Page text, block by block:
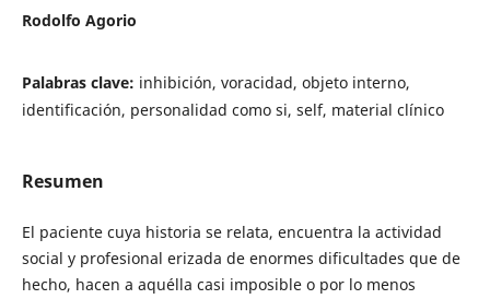
Rodolfo Agorio
Palabras clave: inhibición, voracidad, objeto interno,
identificación, personalidad como si, self, material clínico
Resumen
El paciente cuya historia se relata, encuentra la actividad
social y profesional erizada de enormes dificultades que de
hecho, hacen a aquélla casi imposible o por lo menos